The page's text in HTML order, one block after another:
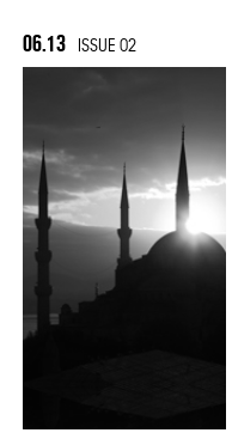
06.13 ISSUE 02